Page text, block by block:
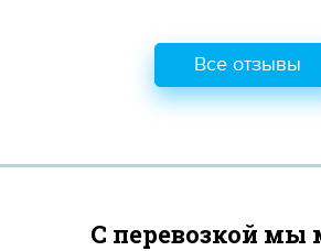
Все отзывы
С перевозкой